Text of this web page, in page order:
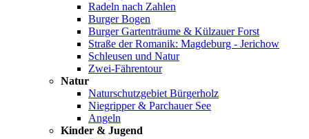
Radeln nach Zahlen
Burger Bogen
Burger Gartenträume & Külzauer Forst
Straße der Romanik: Magdeburg - Jerichow
Schleusen und Natur
Zwei-Fährentour
Natur
Naturschutzgebiet Bürgerholz
Niegripper & Parchauer See
Angeln
Kinder & Jugend